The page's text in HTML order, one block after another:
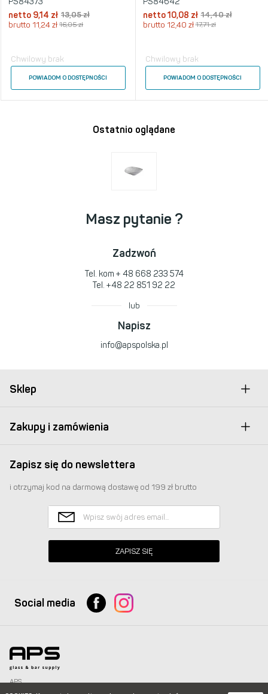
netto 9,14 zł 13,05 zł
brutto 11,24 zł 16,05 zł
Chwilowy brak
POWIADOM O DOSTĘPNOŚCI
netto 10,08 zł 14,40 zł
brutto 12,40 zł 17,71 zł
Chwilowy brak
POWIADOM O DOSTĘPNOŚCI
Ostatnio oglądane
Masz pytanie ?
Zadzwoń
Tel. kom + 48 668 233 574
Tel. +48 22 851 92 22
lub
Napisz
info@apspolska.pl
Sklep
Zakupy i zamówienia
Zapisz się do newslettera
i otrzymaj kod na darmową dostawę od 199 zł brutto
ZAPISZ SIĘ
Social media
APS
Glass & Bar Supply Sp. z o.o. wszystkie prawa zastrzeżone.